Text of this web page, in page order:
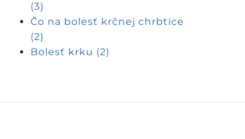
(3)
Čo na bolesť krčnej chrbtice
(2)
Bolesť krku (2)